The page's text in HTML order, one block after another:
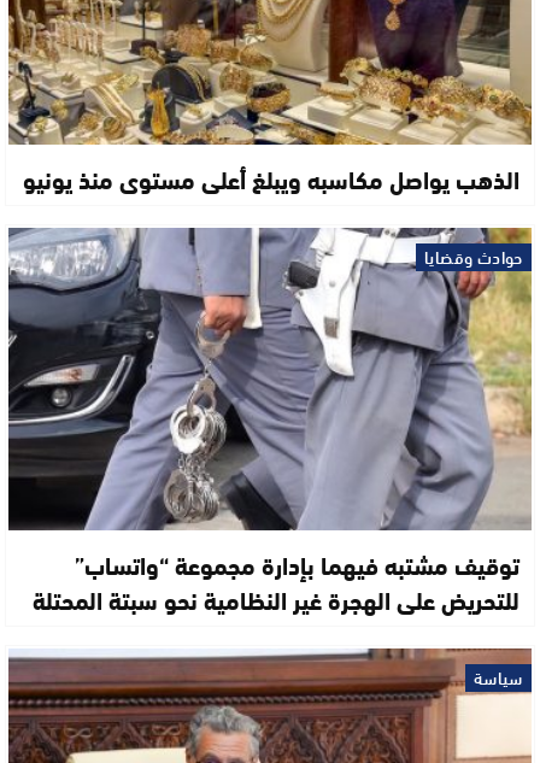
الذهب يواصل مكاسبه ويبلغ أعلى مستوى منذ يونيو
حوادث وقضايا
توقيف مشتبه فيهما بإدارة مجموعة “واتساب”
للتحريض على الهجرة غير النظامية نحو سبتة المحتلة
سياسة